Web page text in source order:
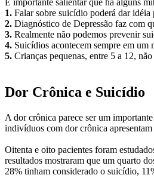
É importante salientar que há alguns
1. Falar sobre suicídio poderá dar
2. Diagnóstico de Depressão faz com
3. Realmente não podemos prevenir
4. Suicídios acontecem sempre em um
5. Crianças pequenas, entre 5 a 12,
Dor Crônica e Suicídio
A dor crônica parece ser um
indivíduos com dor crônica
Oitenta e oito pacientes foram
resultados mostraram que um quarto
28% tinham considerado o suicídio,